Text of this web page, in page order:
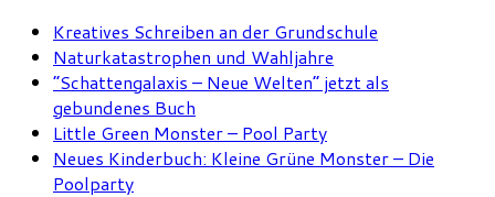
Kreatives Schreiben an der Grundschule
Naturkatastrophen und Wahljahre
“Schattengalaxis – Neue Welten” jetzt als
gebundenes Buch
Little Green Monster – Pool Party
Neues Kinderbuch: Kleine Grüne Monster – Die
Poolparty